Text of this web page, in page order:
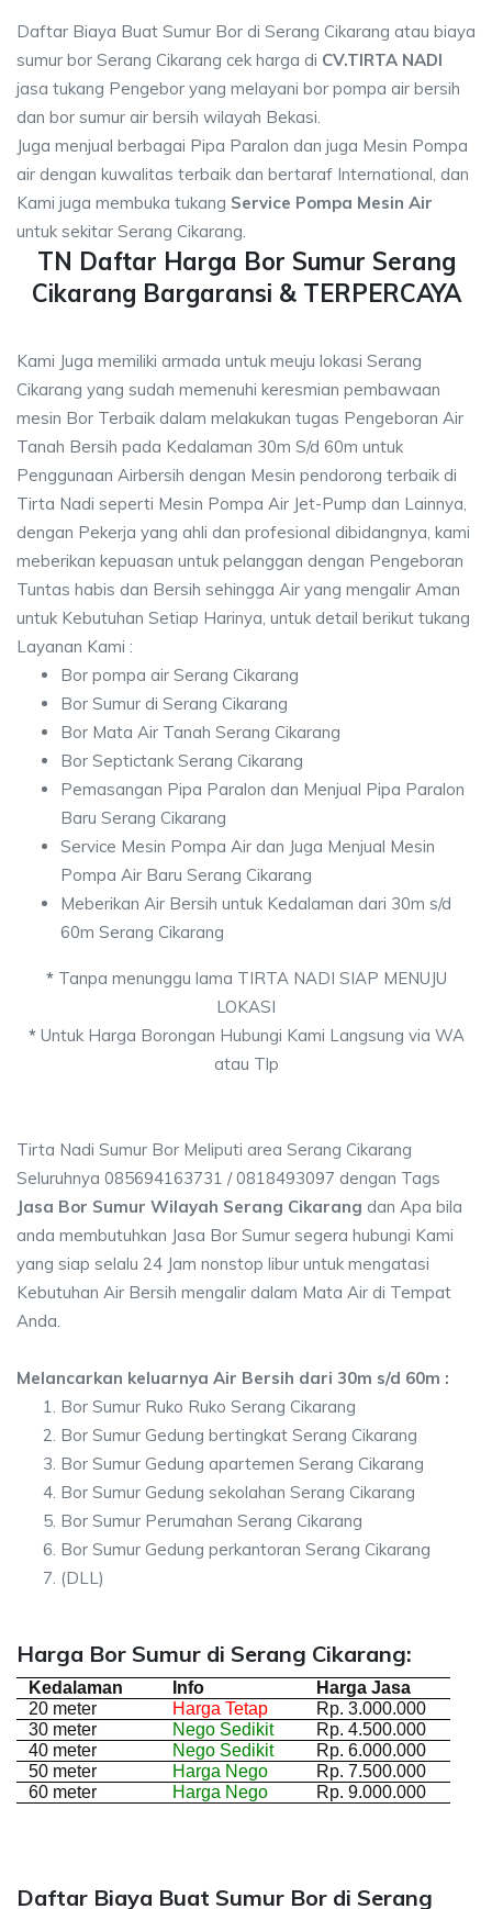
Daftar Biaya Buat Sumur Bor di Serang Cikarang atau biaya
sumur bor Serang Cikarang cek harga di CV.TIRTA NADI
jasa tukang Pengebor yang melayani bor pompa air bersih
dan bor sumur air bersih wilayah Bekasi.
Juga menjual berbagai Pipa Paralon dan juga Mesin Pompa
air dengan kuwalitas terbaik dan bertaraf International, dan
Kami juga membuka tukang Service Pompa Mesin Air
untuk sekitar Serang Cikarang.
TN Daftar Harga Bor Sumur Serang
Cikarang Bargaransi & TERPERCAYA
Kami Juga memiliki armada untuk meuju lokasi Serang
Cikarang yang sudah memenuhi keresmian pembawaan
mesin Bor Terbaik dalam melakukan tugas Pengeboran Air
Tanah Bersih pada Kedalaman 30m S/d 60m untuk
Penggunaan Airbersih dengan Mesin pendorong terbaik di
Tirta Nadi seperti Mesin Pompa Air Jet-Pump dan Lainnya,
dengan Pekerja yang ahli dan profesional dibidangnya, kami
meberikan kepuasan untuk pelanggan dengan Pengeboran
Tuntas habis dan Bersih sehingga Air yang mengalir Aman
untuk Kebutuhan Setiap Harinya, untuk detail berikut tukang
Layanan Kami :
Bor pompa air Serang Cikarang
Bor Sumur di Serang Cikarang
Bor Mata Air Tanah Serang Cikarang
Bor Septictank Serang Cikarang
Pemasangan Pipa Paralon dan Menjual Pipa Paralon
Baru Serang Cikarang
Service Mesin Pompa Air dan Juga Menjual Mesin
Pompa Air Baru Serang Cikarang
Meberikan Air Bersih untuk Kedalaman dari 30m s/d
60m Serang Cikarang
*Tanpa menunggu lama TIRTA NADI SIAP MENUJU
LOKASI
*Untuk Harga Borongan Hubungi Kami Langsung via WA
atau Tlp
Tirta Nadi Sumur Bor Meliputi area Serang Cikarang
Seluruhnya 085694163731 / 0818493097 dengan Tags
Jasa Bor Sumur Wilayah Serang Cikarang dan Apa bila
anda membutuhkan Jasa Bor Sumur segera hubungi Kami
yang siap selalu 24 Jam nonstop libur untuk mengatasi
Kebutuhan Air Bersih mengalir dalam Mata Air di Tempat
Anda.
Melancarkan keluarnya Air Bersih dari 30m s/d 60m :
Bor Sumur Ruko Ruko Serang Cikarang
Bor Sumur Gedung bertingkat Serang Cikarang
Bor Sumur Gedung apartemen Serang Cikarang
Bor Sumur Gedung sekolahan Serang Cikarang
Bor Sumur Perumahan Serang Cikarang
Bor Sumur Gedung perkantoran Serang Cikarang
(DLL)
Harga Bor Sumur di Serang Cikarang:
Kedalaman Info
Harga Jasa
20 meter
Harga Tetap
Rp. 3.000.000
30 meter
Nego Sedikit
Rp. 4.500.000
40 meter
Nego Sedikit
Rp. 6.000.000
50 meter
Harga Nego
Rp. 7.500.000
60 meter
Harga Nego Rp. 9.000.000
Daftar Biaya Buat Sumur Bor di Serang